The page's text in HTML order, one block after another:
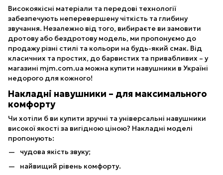
Високоякісні матеріали та передові технології
забезпечують неперевершену чіткість та глибину
звучання. Незалежно від того, вибираєте ви замовити
дротову або бездротову модель, ми пропонуємо до
продажу різні стилі та кольори на будь-який смак. Від
класичних та простих, до барвистих та привабливих – у
магазині mjm.com.ua можна купити навушники в Україні
недорого для кожного!
Накладні навушники – для максимального
комфорту
Чи хотіли б ви купити зручні та універсальні навушники
високої якості за вигідною ціною? Накладні моделі
пропонують:
чудова якість звуку;
найвищий рівень комфорту.